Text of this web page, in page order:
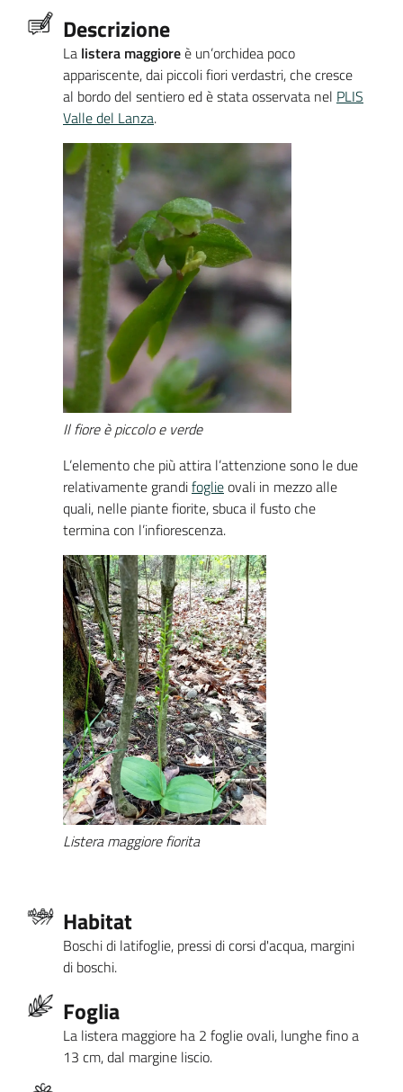
Descrizione
La listera maggioreè un’orchidea poco
appariscente, dai piccoli fiori verdastri, che cresce
al bordo del sentiero ed è stata osservata nel PLIS
Valle del Lanza.
Il fiore è piccolo e verde
L’elemento che più attira l’attenzione sono le due
relativamente grandifoglieovali in mezzo alle
quali, nelle piante fiorite, sbuca il fusto che
termina con l’infiorescenza.
Listera maggiore fiorita
Habitat
Boschi di latifoglie, pressi di corsi d'acqua, margini
di boschi.
Foglia
La listera maggiore ha 2 foglie ovali, lunghe fino a
13 cm, dal margine liscio.